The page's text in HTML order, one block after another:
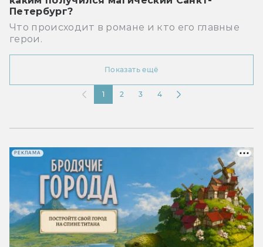
Петербург?
Что происходит в романе и кто его главные
герои.
Показать ещё
1 2 3 4
РЕКЛАМА